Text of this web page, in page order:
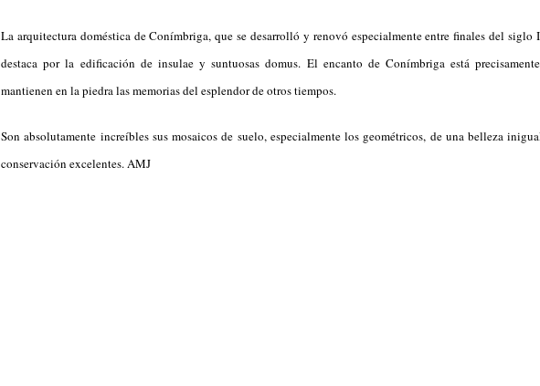
La arquitectura doméstica de Conímbriga, que se desarrolló y renovó especialmente entre finales del
destaca por la edificación de insulae y suntuosas domus. El encanto de Conímbriga está
mantienen en la piedra las memorias del esplendor de otros tiempos.
Son absolutamente increíbles sus mosaicos de suelo, especialmente los geométricos, de una belleza
conservación excelentes. AMJ